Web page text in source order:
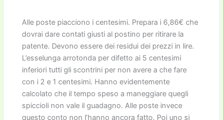
Alle poste piacciono i centesimi. Prepara i 6,86€ che
dovrai dare contati giusti al postino per ritirare la
patente. Devono essere dei residui dei prezzi in lire.
L’esselunga arrotonda per difetto ai 5 centesimi
inferiori tutti gli scontrini per non avere a che fare
con i 2 e 1 centesimi. Hanno evidentemente
calcolato che il tempo speso a maneggiare quegli
spiccioli non vale il guadagno. Alle poste invece
questo conto non l’hanno ancora fatto. Poi uno si